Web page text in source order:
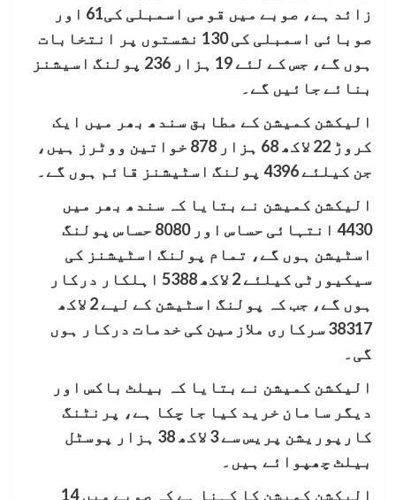
زائد ہے، صوبے میں قومی اسمبلی کی61 اور
صوبائی اسمبلی کی 130 نشستوں پر انتخابات
ہوں گے، جس کے لئے 19 ہزار 236 پولنگ اسيشنز
بنائے جائیں گے۔
الیکشن کمیشن کے مطابق سندھ بھر میں ایک
کروڑ 22 لاکھ 68 ہزار 878 خواتین ووٹرز ہیں،
جن کیلئے 4396 پولنگ اسٹیشنز قائم ہوں گے۔
الیکشن کمیشن نے بتایا کہ سندھ بھر میں
4430 انتہائی حساس اور 8080 حساس پولنگ
اسٹيشن ہوں گے، تمام پولنگ اسٹیشنز کی
سیکیورٹی کیلئے 2 لاکھ 5388 اہلکار درکار
ہوں گے، جب کہ پولنگ اسٹیشن کے لیے 2 لاکھ
38317 سرکاری ملازمین کی خدمات درکار ہوں
گی۔
الیکشن کمیشن نے بتایا کہ بیلٹ باکس اور
دیگر سامان خرید کیا جا چکا ہے، پرنٹنگ
کارپوریشن پریس سے 3 لاکھ 38 ہزار پوسٹل
بیلٹ چھپوائے ہیں۔
الیکشن کمیشن کا کہنا ہے کہ صوبے میں 14